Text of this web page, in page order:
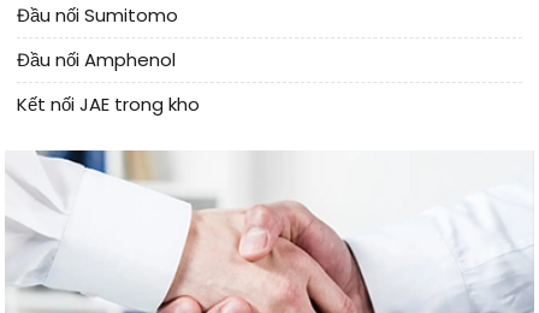
Đầu nối Sumitomo
Đầu nối Amphenol
Kết nối JAE trong kho